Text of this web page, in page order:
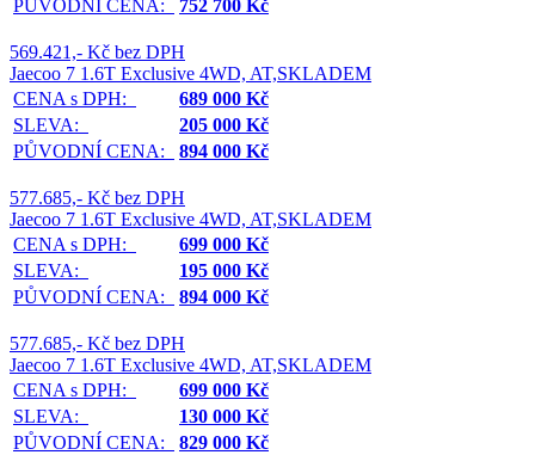
PŮVODNÍ CENA:
752 700 Kč
569.421,- Kč bez DPH
Jaecoo 7 1.6T Exclusive 4WD, AT,SKLADEM
CENA s DPH:
689 000 Kč
SLEVA:
205 000 Kč
PŮVODNÍ CENA:
894 000 Kč
577.685,- Kč bez DPH
Jaecoo 7 1.6T Exclusive 4WD, AT,SKLADEM
CENA s DPH:
699 000 Kč
SLEVA:
195 000 Kč
PŮVODNÍ CENA:
894 000 Kč
577.685,- Kč bez DPH
Jaecoo 7 1.6T Exclusive 4WD, AT,SKLADEM
CENA s DPH:
699 000 Kč
SLEVA:
130 000 Kč
PŮVODNÍ CENA:
829 000 Kč